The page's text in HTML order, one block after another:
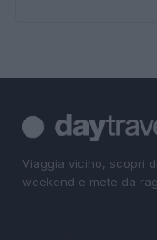
Viaggia vicino, scopri
weekend e mete da